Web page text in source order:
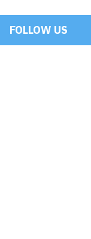
FOLLOW US